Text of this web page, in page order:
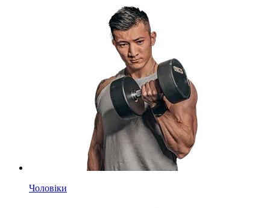
Чоловіки